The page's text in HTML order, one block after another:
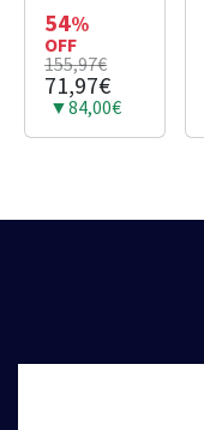
HOODED
VERT
FONCE
54%
OFF
155,97€
71,97€
▼84,00€